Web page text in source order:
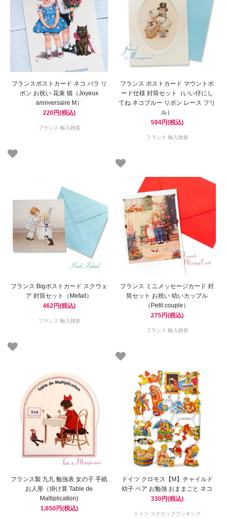
フランスポストカード ネコ バラ リ
ボン お祝い 花束 猫（Joyeux
anniversaire M）
220円(税込)
フランス 輸入雑貨
フランス ポストカード マウントボ
ード仕様 封筒セット（いい仔にし
てね ネコブルー リボン レース フリ
ル）
594円(税込)
フランス 輸入雑貨
フランス Bigポストカード スクウェ
ア 封筒セット（Mefait）
462円(税込)
フランス 輸入雑貨
フランス ミニメッセージカード 封
筒セット お祝い 幼いカップル
（Petit couple）
275円(税込)
フランス 輸入雑貨
フランス製 九九 勉強表 女の子 手紙
お人形（掛け算 Table de
Maltiplication)
1,650円(税込)
ドイツ クロモス【M】チャイルド
幼子 ベア お勉強 おままごと ネコ
330円(税込)
ドイツ スクラップブッキング